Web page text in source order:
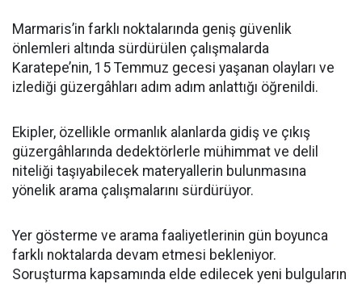
Marmaris’in farklı noktalarında geniş güvenlik
önlemleri altında sürdürülen çalışmalarda
Karatepe’nin, 15 Temmuz gecesi yaşanan olayları ve
izlediği güzergâhları adım adım anlattığı öğrenildi.
Ekipler, özellikle ormanlık alanlarda gidiş ve çıkış
güzergâhlarında dedektörlerle mühimmat ve delil
niteliği taşıyabilecek materyallerin bulunmasına
yönelik arama çalışmalarını sürdürüyor.
Yer gösterme ve arama faaliyetlerinin gün boyunca
farklı noktalarda devam etmesi bekleniyor.
Soruşturma kapsamında elde edilecek yeni bulguların